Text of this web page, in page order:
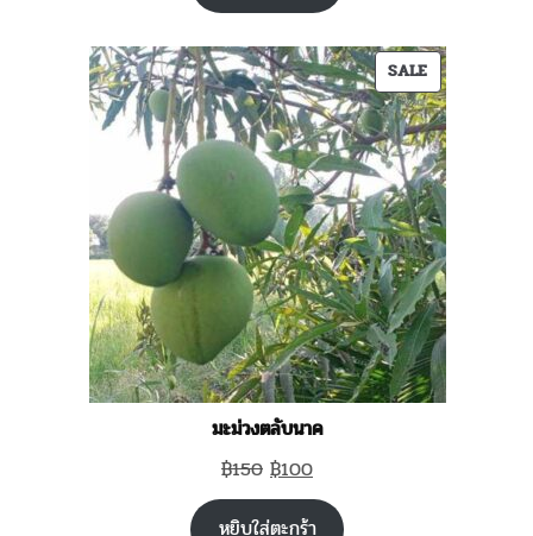
฿400.฿300.
SALEPRODUCT
ON
SALE
มะม่วงตลับนาค
฿150 Original
price
was:
฿100Current
price
is:
หยิบใส่ตะกร้า